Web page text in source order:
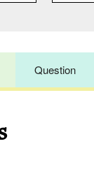
Question